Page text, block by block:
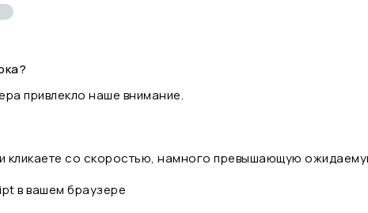
привлекло наше внимание.
кликаете со скоростью, намного превышающую
в вашем браузере